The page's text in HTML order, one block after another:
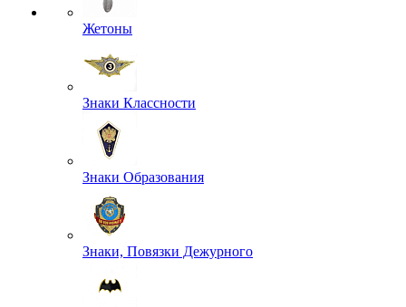
Жетоны
Знаки Классности
Знаки Образования
Знаки, Повязки Дежурного